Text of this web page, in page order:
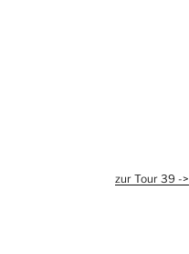
zur Tour 39 ->